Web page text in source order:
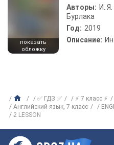
показать
обложку
Авторы: И.
Бурлака
Год: 2019
Описание:
✅ ГДЗ ✅ ⚡ 7 класс ⚡
Английский язык, 7 класс
2 LESSON